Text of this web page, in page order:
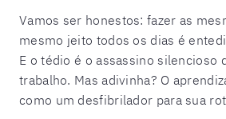
Vamos ser honestos: fazer as
mesmo jeito todos os dias é
E o tédio é o assassino silencioso
trabalho. Mas adivinha? O
como um desfibrilador para sua